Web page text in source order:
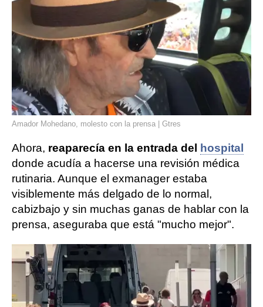
Amador Mohedano, molesto con la prensa | Gtres
Ahora, reaparecía en la entrada del hospital
donde acudía a hacerse una revisión médica
rutinaria. Aunque el exmanager estaba
visiblemente más delgado de lo normal,
cabizbajo y sin muchas ganas de hablar con la
prensa, aseguraba que está "mucho mejor".